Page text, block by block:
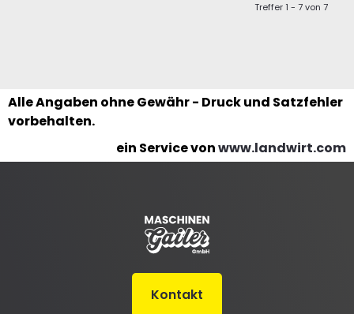
Treffer 1 - 7 von 7
Alle Angaben ohne Gewähr - Druck und Satzfehler
vorbehalten.
ein Service vonwww.landwirt.com
Kontakt